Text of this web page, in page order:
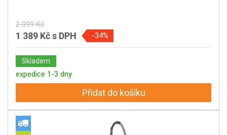
2 099 Kč
1 389 Kčs DPH -34%
Skladem
expedice 1-3 dny
Přidat do košíku